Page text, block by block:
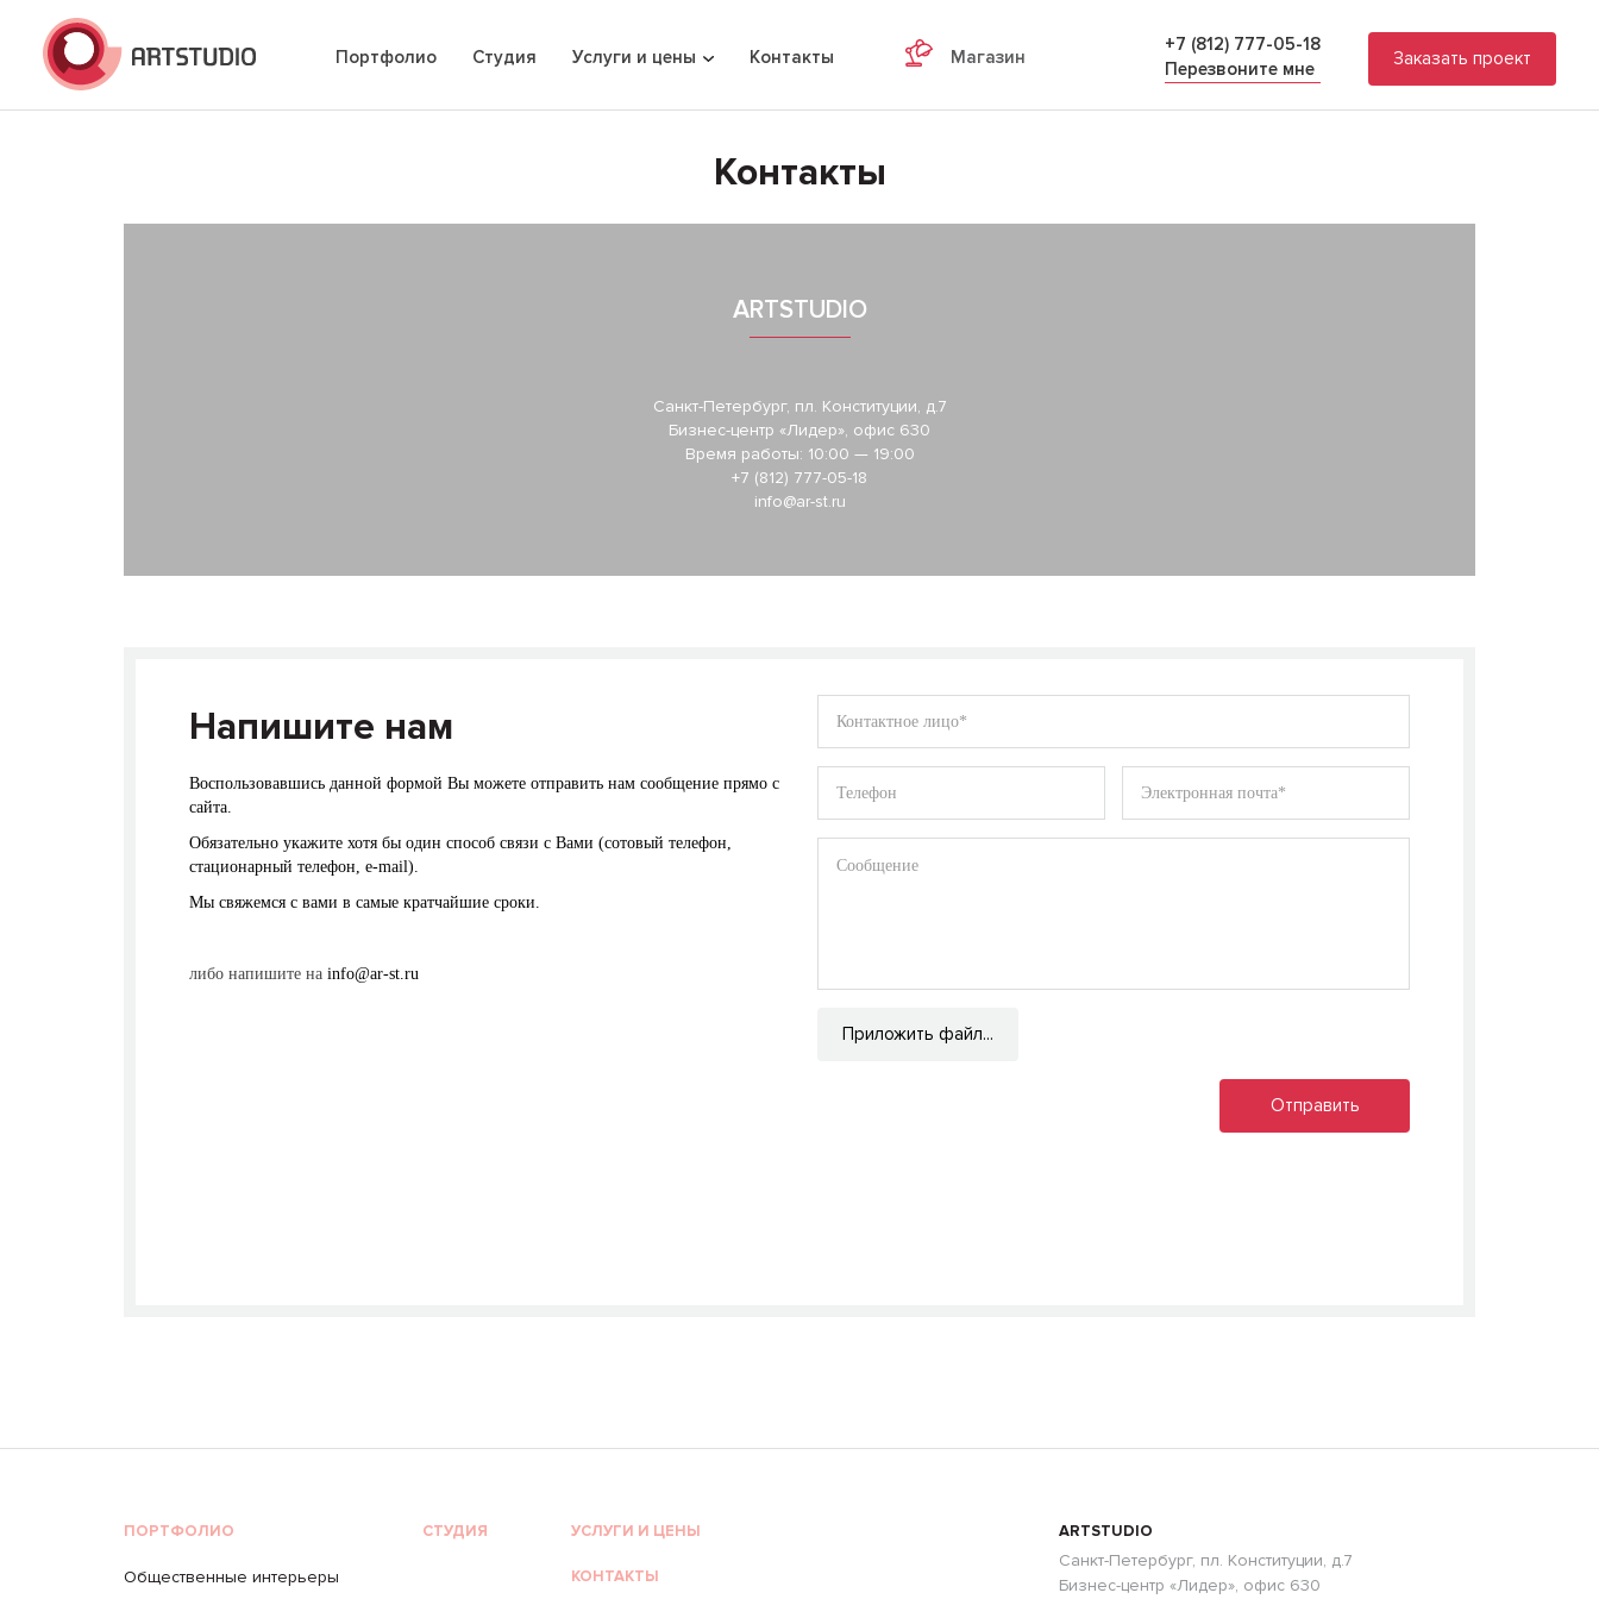
Портфолио Студия Услуги и цены Контакты Магазин
+7 (812) 777-05-18
Перезвоните мне
Заказать проект
Контакты
ARTSTUDIO
Санкт-Петербург, пл. Конституции, д.7
Бизнес-центр «Лидер», офис 630
Время работы: 10:00 — 19:00
+7 (812) 777-05-18
info@ar-st.ru
Напишите нам
Воспользовавшись данной формой Вы можете отправить нам сообщение прямо с
сайта.
Обязательно укажите хотя бы один способ связи с Вами (сотовый телефон,
стационарный телефон, e-mail).
Мы свяжемся с вами в самые кратчайшие сроки.
либо напишите на info@ar-st.ru
Приложить файл...
ПОРТФОЛИО
Общественные интерьеры
СТУДИЯ УСЛУГИ И ЦЕНЫ
КОНТАКТЫ
ARTSTUDIO
Санкт-Петербург, пл. Конституции, д.7
Бизнес-центр «Лидер», офис 630